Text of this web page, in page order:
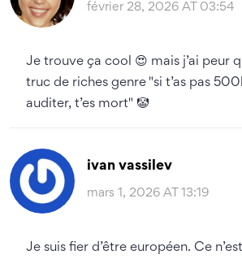
février 28, 2026 AT 03:54
Je trouve ça cool 😍 mais j’ai peur
truc de riches genre "si t’as pas
auditer, t’es mort" 🤡
ivan vassilev
mars 1, 2026 AT 13:19
Je suis fier d’être européen. Ce